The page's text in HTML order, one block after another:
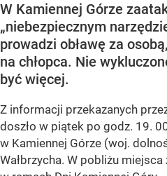
W Kamiennej Górze
„niebezpiecznym
prowadzi obławę za
na chłopca. Nie
być więcej.
Z informacji przekazanych
doszło w piątek po godz. 19.
w Kamiennej Górze (woj.
Wałbrzycha. W pobliżu